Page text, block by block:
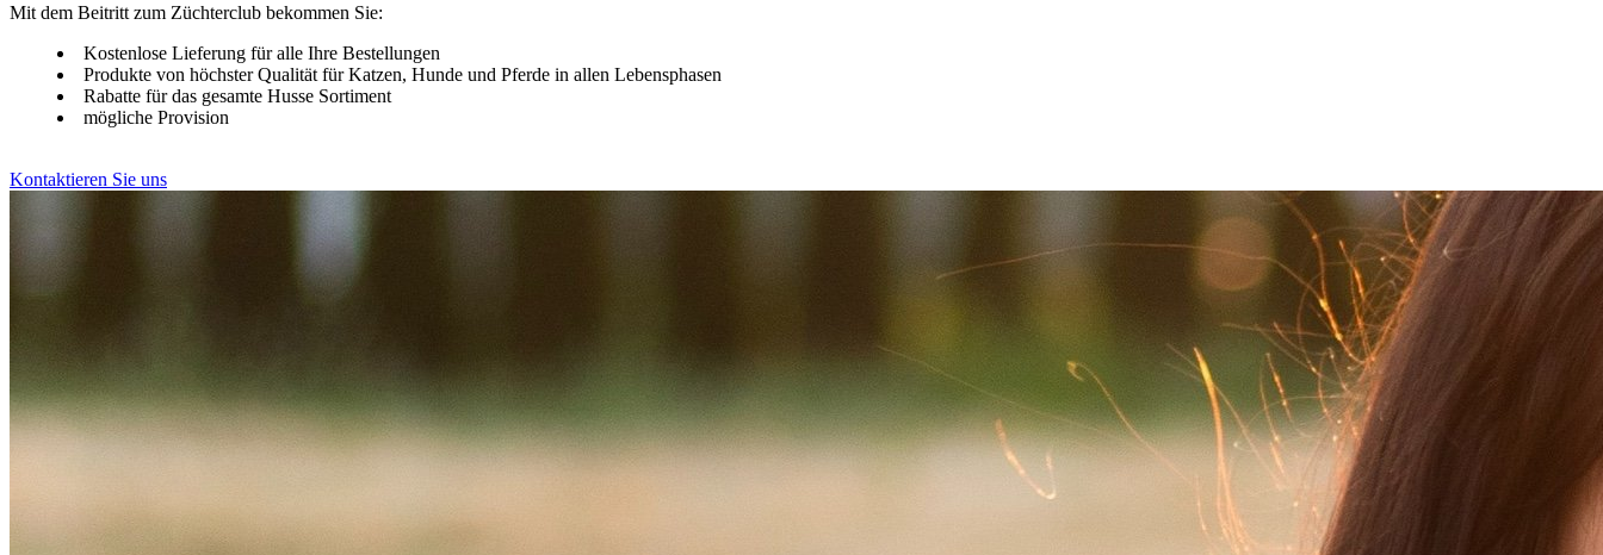
Mit dem Beitritt zum Züchterclub bekommen Sie:
Kostenlose Lieferung für alle Ihre Bestellungen
Produkte von höchster Qualität für Katzen, Hunde und Pferde in allen Lebensphasen
Rabatte für das gesamte Husse Sortiment
mögliche Provision
Kontaktieren Sie uns